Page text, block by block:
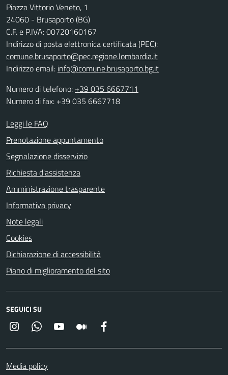
Piazza Vittorio Veneto, 1
24060 - Brusaporto (BG)
C.F. e P.IVA: 00720160167
Indirizzo di posta elettronica certificata (PEC):
comune.brusaporto@pec.regione.lombardia.it
Indirizzo email: info@comune.brusaporto.bg.it
Numero di telefono: +39 035 6667711
Numero di fax: +39 035 6667718
Leggi le FAQ
Prenotazione appuntamento
Segnalazione disservizio
Richiesta d'assistenza
Amministrazione trasparente
Informativa privacy
Note legali
Cookies
Dichiarazione di accessibilità
Piano di miglioramento del sito
SEGUICI SU
InstagramWhatsappYouTube Medium
Media policy